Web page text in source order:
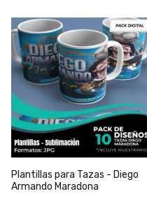
Plantillas para Tazas - Diego
Armando Maradona